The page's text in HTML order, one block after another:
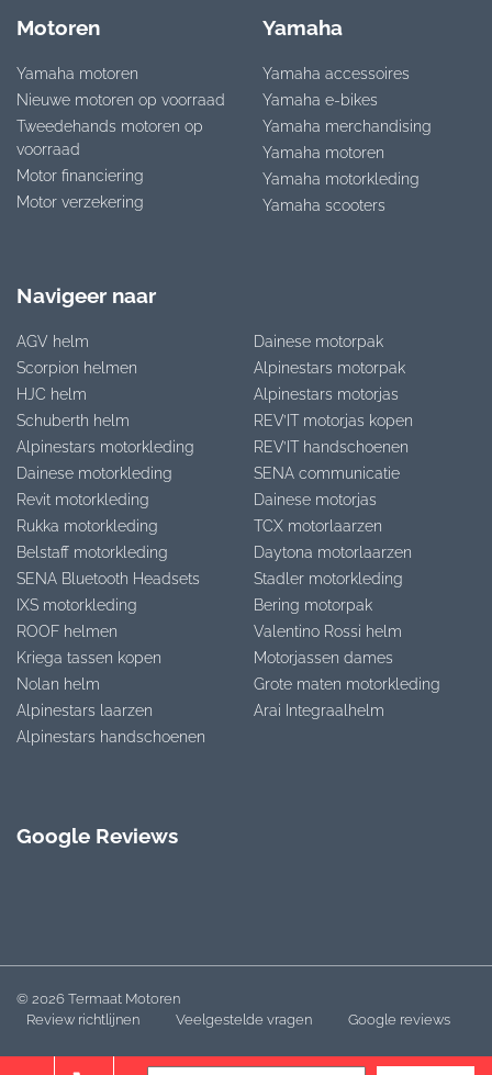
Motoren
Yamaha motoren
Nieuwe motoren op voorraad
Tweedehands motoren op
voorraad
Motor financiering
Motor verzekering
Yamaha
Yamaha accessoires
Yamaha e-bikes
Yamaha merchandising
Yamaha motoren
Yamaha motorkleding
Yamaha scooters
Navigeer naar
AGV helm
Scorpion helmen
HJC helm
Schuberth helm
Alpinestars motorkleding
Dainese motorkleding
Revit motorkleding
Rukka motorkleding
Belstaff motorkleding
SENA Bluetooth Headsets
IXS motorkleding
ROOF helmen
Kriega tassen kopen
Nolan helm
Alpinestars laarzen
Alpinestars handschoenen
Dainese motorpak
Alpinestars motorpak
Alpinestars motorjas
REV’IT motorjas kopen
REV’IT handschoenen
SENA communicatie
Dainese motorjas
TCX motorlaarzen
Daytona motorlaarzen
Stadler motorkleding
Bering motorpak
Valentino Rossi helm
Motorjassen dames
Grote maten motorkleding
Arai Integraalhelm
Google Reviews
© 2026 Termaat Motoren
Review richtlijnen
Veelgestelde vragen Google reviews